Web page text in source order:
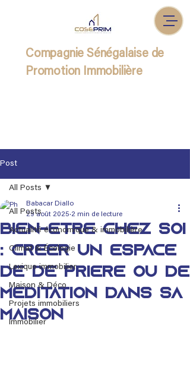
Compagnie Sénégalaise de
Promotion Immobilière
Post
All Posts
Actualité économique & immobilière
Climat & Écologie
Lexique immobilier
Maison & Déco
Projets immobiliers
Immobilier
All Posts
Bien-être chez soi
: créer un espace
de de prière ou de
méditation dans sa
maison
Babacar Diallo
29 août 2025 2 min de lecture